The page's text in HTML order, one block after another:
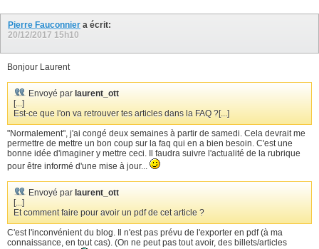
Pierre Fauconnier a écrit:
20/12/2017 15h10
Bonjour Laurent
Envoyé par laurent_ott
[...]
Est-ce que l'on va retrouver tes articles dans la FAQ ?[...]
"Normalement", j'ai congé deux semaines à partir de samedi. Cela devrait me
permettre de mettre un bon coup sur la faq qui en a bien besoin. C'est une
bonne idée d'imaginer y mettre ceci. Il faudra suivre l'actualité de la rubrique
pour être informé d'une mise à jour...
Envoyé par laurent_ott
[...]
Et comment faire pour avoir un pdf de cet article ?
C'est l'inconvénient du blog. Il n'est pas prévu de l'exporter en pdf (à ma
connaissance, en tout cas). (On ne peut pas tout avoir, des billets/articles